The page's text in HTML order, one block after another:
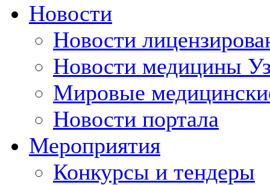
Новости
Новости
Новости медицины
Мировые
Новости портала
Мероприятия
Конкурсы и тендеры